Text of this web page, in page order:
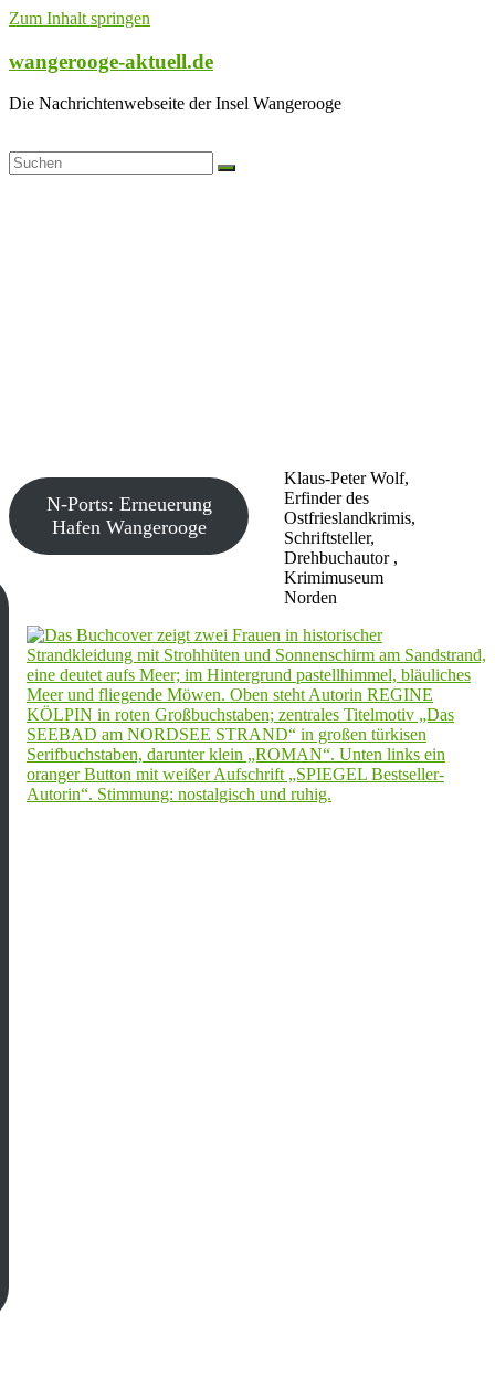
Zum Inhalt springen
wangerooge-aktuell.de
Die Nachrichtenwebseite der Insel Wangerooge
Klaus-Peter Wolf,
Erfinder des
Ostfrieslandkrimis,
Schriftsteller,
Drehbuchautor ,
Krimimuseum
Norden
N-Ports: Erneuerung
Hafen Wangerooge